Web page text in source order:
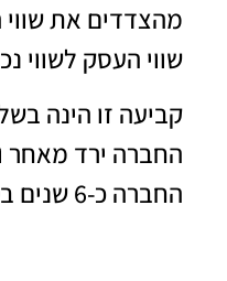
מהצדדים את שווי
שווי העסק לשווי
קביעה זו הינה
החברה ירד מאחר
החברה כ-6 שנים בטרם פרידתם.